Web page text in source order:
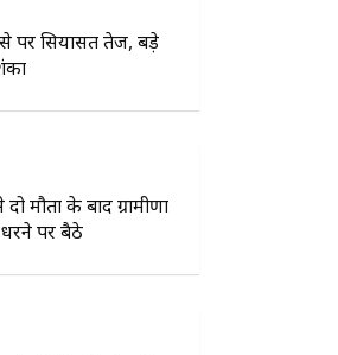
पर सियासत तेज, बड़े
मौतों के बाद ग्रामीणों
पर बैठे